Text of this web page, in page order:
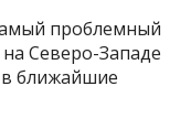
проблемный
Северо-Западе
в ближайшие